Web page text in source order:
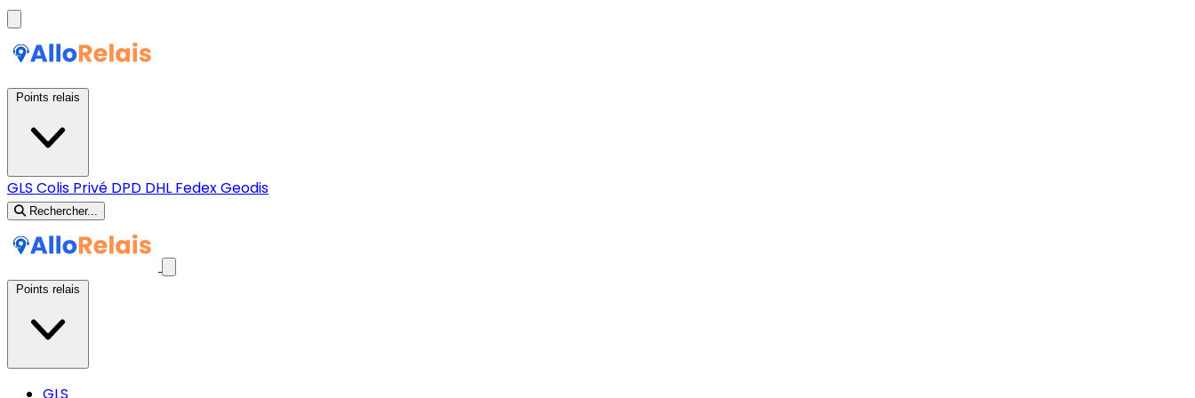
GLS Colis Privé DPD DHL FedexGeodis
Rechercher...